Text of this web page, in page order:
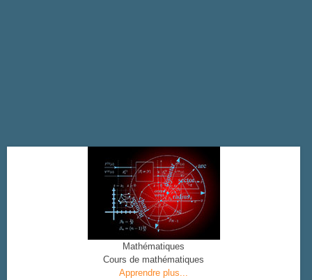
Mathématiques
Cours de mathématiques
Apprendre plus...